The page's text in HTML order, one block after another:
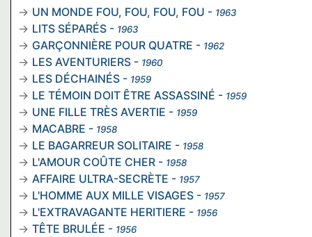
UN MONDE FOU, FOU, FOU, FOU - 1963
LITS SÉPARÉS - 1963
GARÇONNIÈRE POUR QUATRE - 1962
LES AVENTURIERS - 1960
LES DÉCHAINÉS - 1959
LE TÉMOIN DOIT ÊTRE ASSASSINÉ - 1959
UNE FILLE TRÈS AVERTIE - 1959
MACABRE - 1958
LE BAGARREUR SOLITAIRE - 1958
L'AMOUR COÛTE CHER - 1958
AFFAIRE ULTRA-SECRÈTE - 1957
L'HOMME AUX MILLE VISAGES - 1957
L'EXTRAVAGANTE HERITIERE - 1956
TÊTE BRULÉE - 1956